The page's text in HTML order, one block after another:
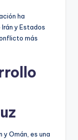
ha
y Estados
más
y Omán, es una